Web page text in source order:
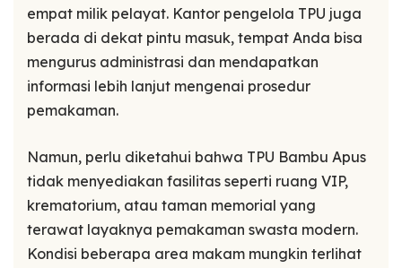
empat milik pelayat. Kantor pengelola TPU juga
berada di dekat pintu masuk, tempat Anda bisa
mengurus administrasi dan mendapatkan
informasi lebih lanjut mengenai prosedur
pemakaman.
Namun, perlu diketahui bahwa TPU Bambu Apus
tidak menyediakan fasilitas seperti ruang VIP,
krematorium, atau taman memorial yang
terawat layaknya pemakaman swasta modern.
Kondisi beberapa area makam mungkin terlihat